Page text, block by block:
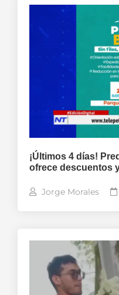
¡Últimos 4 días!
ofrece descuentos
Jorge Morales